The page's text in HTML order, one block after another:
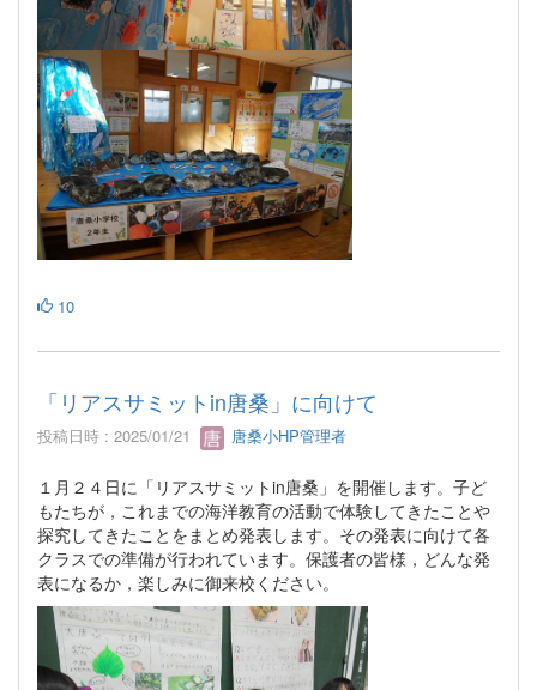
10
「リアスサミットin唐桑」に向けて
投稿日時 : 2025/01/21 唐桑小HP管理者
１月２４日に「リアスサミットin唐桑」を開催します。子ど
もたちが，これまでの海洋教育の活動で体験してきたことや
探究してきたことをまとめ発表します。その発表に向けて各
クラスでの準備が行われています。保護者の皆様，どんな発
表になるか，楽しみに御来校ください。